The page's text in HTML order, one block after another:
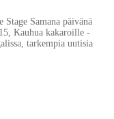
Samana päivänä
Kauhua kakaroille -
tarkempia uutisia